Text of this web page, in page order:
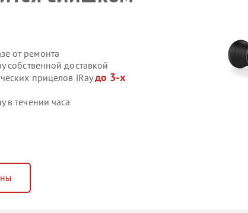
от ремонта
собственной доставкой
прицелов iRayдо 3-х
в течении часа